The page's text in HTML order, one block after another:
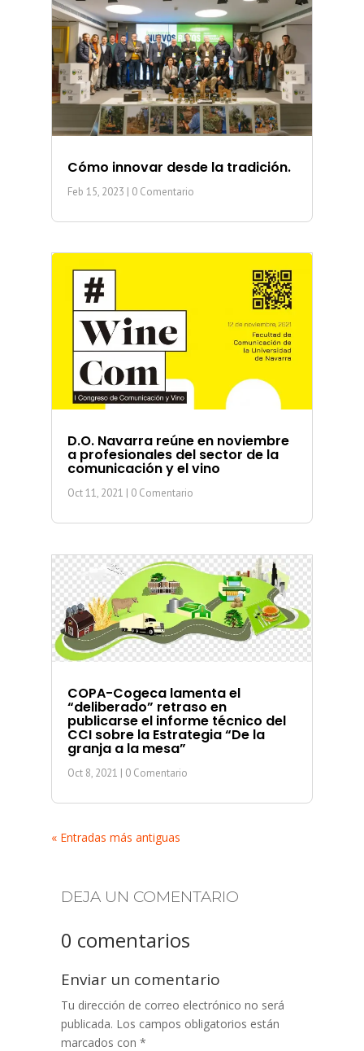
Cómo innovar desde la tradición.
Feb 15, 2023 | 0 Comentario
D.O. Navarra reúne en noviembre
a profesionales del sector de la
comunicación y el vino
Oct 11, 2021 | 0 Comentario
COPA-Cogeca lamenta el
“deliberado” retraso en
publicarse el informe técnico del
CCI sobre la Estrategia “De la
granja a la mesa”
Oct 8, 2021 | 0 Comentario
« Entradas más antiguas
DEJA UN COMENTARIO
0 comentarios
Enviar un comentario
Tu dirección de correo electrónico no será
publicada. Los campos obligatorios están
marcados con *